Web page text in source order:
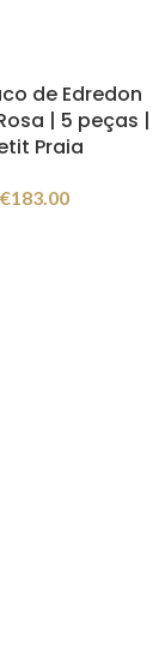
de Edredon
| 5 peças |
Praia
€183.00